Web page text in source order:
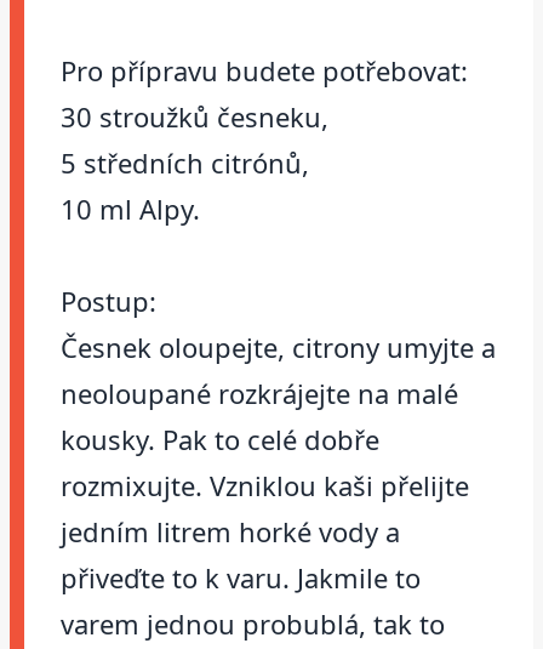
Pro přípravu budete potřebovat:
30 stroužků česneku,
5 středních citrónů,
10 ml Alpy.
Postup:
Česnek oloupejte, citrony umyjte a
neoloupané rozkrájejte na malé
kousky. Pak to celé dobře
rozmixujte. Vzniklou kaši přelijte
jedním litrem horké vody a
přiveďte to k varu. Jakmile to
varem jednou probublá, tak to